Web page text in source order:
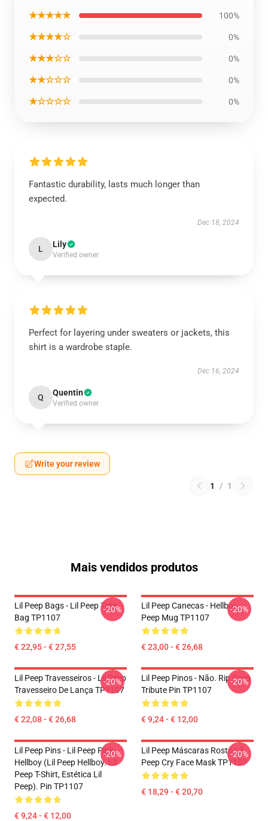
★★★★★ 100%
★★★★☆ 0%
★★★☆☆ 0%
★★☆☆☆ 0%
★☆☆☆☆ 0%
Fantastic durability, lasts much longer than
expected.
Dec 18, 2024
L Lily
Verified owner
Perfect for layering under sweaters or jackets, this
shirt is a wardrobe staple.
Dec 16, 2024
Q Quentin
Verified owner
Write your review
1 / 1
Mais vendidos produtos
Lil Peep Bags - Lil Peep Tote
Bag TP1107
€ 22,95 - € 27,55
-20%
Lil Peep Canecas - Hellboy
Peep Mug TP1107
€ 23,00 - € 26,68
-20%
Lil Peep Travesseiros - Lil Peep
Travesseiro De Lança TP1107
€ 22,08 - € 26,68
-20%
Lil Peep Pinos - Não. Rip Peep
Tribute Pin TP1107
€ 9,24 - € 12,00
-20%
Lil Peep Pins - Lil Peep Pink
Hellboy (Lil Peep Hellboy. Lil
Peep T-Shirt, Estética Lil
Peep). Pin TP1107
€ 9,24 - € 12,00
-20%
Lil Peep Máscaras Rosto Lil
Peep Cry Face Mask TP1107
€ 18,29 - € 20,70
-20%